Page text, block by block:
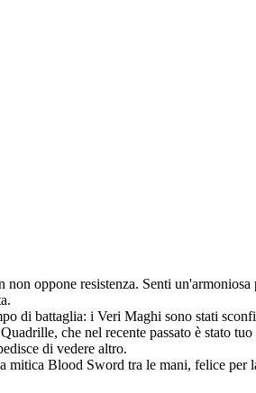
oppone resistenza. Senti
di battaglia: i Veri Maghi sono stati
che nel recente passato è stato
di vedere altro.
mitica Blood Sword tra le mani, felice per